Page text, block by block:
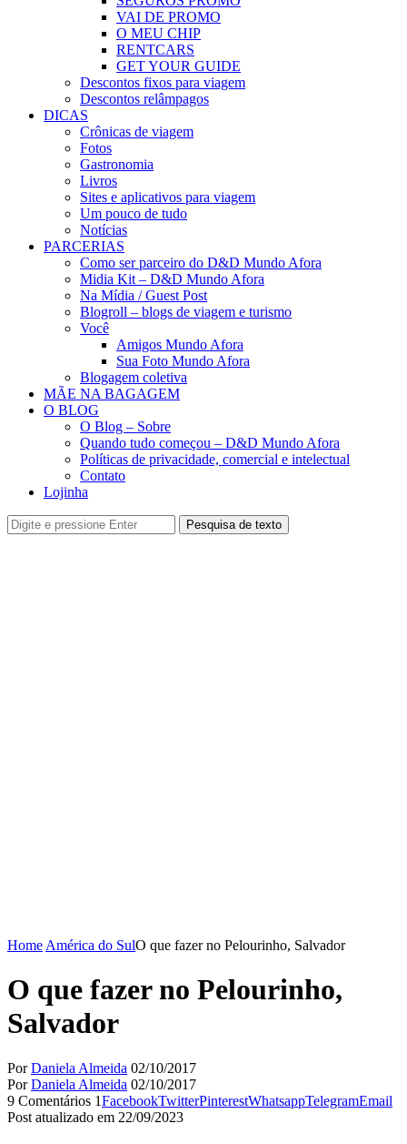
VAI DE PROMO
O MEU CHIP
RENTCARS
GET YOUR GUIDE
Descontos fixos para viagem
Descontos relâmpagos
DICAS
Crônicas de viagem
Fotos
Gastronomia
Livros
Sites e aplicativos para viagem
Um pouco de tudo
Notícias
PARCERIAS
Como ser parceiro do D&D Mundo Afora
Midia Kit – D&D Mundo Afora
Na Mídia / Guest Post
Blogroll – blogs de viagem e turismo
Você
Amigos Mundo Afora
Sua Foto Mundo Afora
Blogagem coletiva
MÃE NA BAGAGEM
O BLOG
O Blog – Sobre
Quando tudo começou – D&D Mundo Afora
Políticas de privacidade, comercial e intelectual
Contato
Lojinha
Pesquisa de texto
Home América do SulO que fazer no Pelourinho, Salvador
O que fazer no Pelourinho,
Salvador
PorDaniela Almeida 02/10/2017
PorDaniela Almeida 02/10/2017
9 Comentários 1FacebookTwitterPinterestWhatsappTelegramEmail
Post atualizado em 22/09/2023